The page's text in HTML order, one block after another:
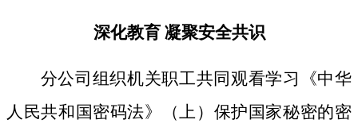
深化教育凝聚安全共识
分公司组织机关职工共同观看学习《中华
人民共和国密码法》
（上）保护国家秘密的密